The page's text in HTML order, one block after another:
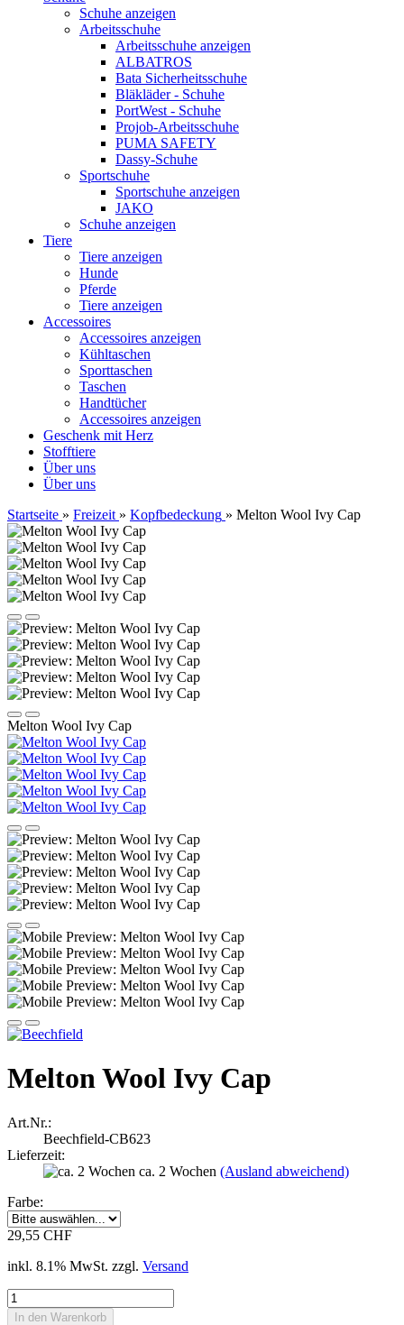
Schuhe anzeigen
Arbeitsschuhe
Arbeitsschuhe anzeigen
ALBATROS
Bata Sicherheitsschuhe
Bläkläder - Schuhe
PortWest - Schuhe
Projob-Arbeitsschuhe
PUMA SAFETY
Dassy-Schuhe
Sportschuhe
Sportschuhe anzeigen
JAKO
Schuhe anzeigen
Tiere
Tiere anzeigen
Hunde
Pferde
Tiere anzeigen
Accessoires
Accessoires anzeigen
Kühltaschen
Sporttaschen
Taschen
Handtücher
Accessoires anzeigen
Geschenk mit Herz
Stofftiere
Über uns
Über uns
Startseite » Freizeit » Kopfbedeckung » Melton Wool Ivy Cap
Melton Wool Ivy Cap
Melton Wool Ivy Cap
Art.Nr.:
Beechfield-CB623
Lieferzeit:
ca. 2 Wochen (Ausland abweichend)
Farbe:
29,55 CHF
inkl. 8.1% MwSt. zzgl. Versand